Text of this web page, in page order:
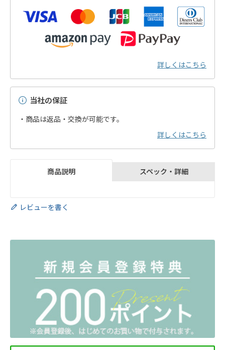
商品説明 スペック・詳細
詳しくはこちら
当社の保証
・商品は返品・交換が可能です。
詳しくはこちら
レビューを書く